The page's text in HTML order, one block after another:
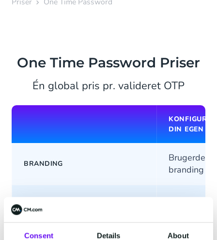
Consent Details About
One Time Password Priser
Én global pris pr. valideret OTP
KONFIGURER
DIN EGEN
BRANDING
branding
PRIS PR. VERIFICERET OTP*